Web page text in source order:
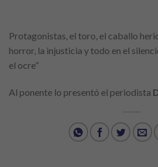
Protagonistas, el toro, el caballo
horror, la injusticia y todo en el
el ocre”
Al ponente lo presentó el periodista